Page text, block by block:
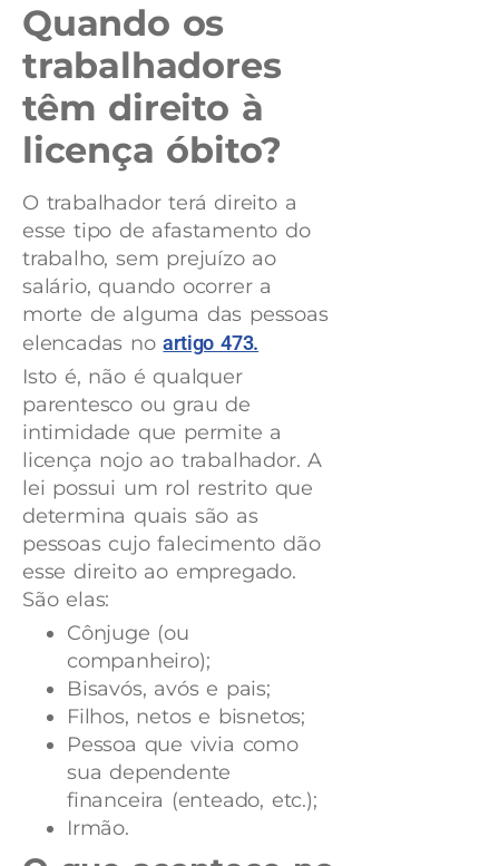
Quando os
trabalhadores
têm direito à
licença óbito?
O trabalhador terá direito a
esse tipo de afastamento do
trabalho, sem prejuízo ao
salário, quando ocorrer a
morte de alguma das pessoas
elencadas noartigo 473.
Isto é, não é qualquer
parentesco ou grau de
intimidade que permite a
licença nojo ao trabalhador. A
lei possui um rol restrito que
determina quais são as
pessoas cujo falecimento dão
esse direito ao empregado.
São elas:
Cônjuge (ou
companheiro);
Bisavós, avós e pais;
Filhos, netos e bisnetos;
Pessoa que vivia como
sua dependente
financeira (enteado, etc.);
Irmão.